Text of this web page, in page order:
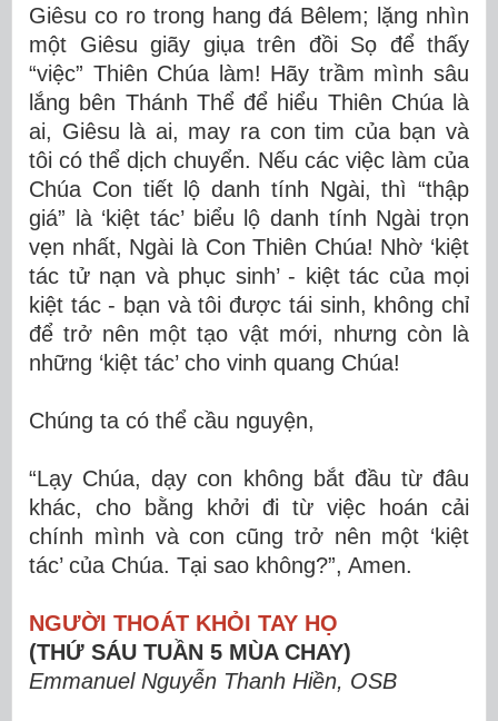
Giêsu co ro trong hang đá Bêlem; lặng nhìn
một Giêsu giãy giụa trên đồi Sọ để thấy
“việc” Thiên Chúa làm! Hãy trầm mình sâu
lắng bên Thánh Thể để hiểu Thiên Chúa là
ai, Giêsu là ai, may ra con tim của bạn và
tôi có thể dịch chuyển. Nếu các việc làm của
Chúa Con tiết lộ danh tính Ngài, thì “thập
giá” là ‘kiệt tác’ biểu lộ danh tính Ngài trọn
vẹn nhất, Ngài là Con Thiên Chúa! Nhờ ‘kiệt
tác tử nạn và phục sinh’ - kiệt tác của mọi
kiệt tác - bạn và tôi được tái sinh, không chỉ
để trở nên một tạo vật mới, nhưng còn là
những ‘kiệt tác’ cho vinh quang Chúa!
Chúng ta có thể cầu nguyện,
“Lạy Chúa, dạy con không bắt đầu từ đâu
khác, cho bằng khởi đi từ việc hoán cải
chính mình và con cũng trở nên một ‘kiệt
tác’ của Chúa. Tại sao không?”, Amen.
NGƯỜI THOÁT KHỎI TAY HỌ
(THỨ SÁU TUẦN 5 MÙA CHAY)
Emmanuel Nguyễn Thanh Hiền, OSB